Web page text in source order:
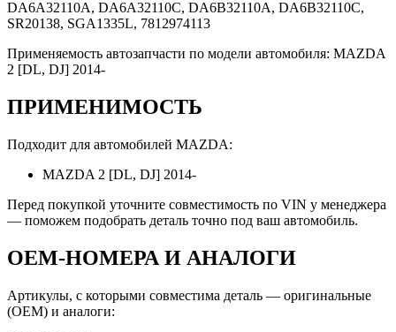
DA6A32110A, DA6A32110C, DA6B32110A, DA6B32110C,
SR20138, SGA1335L, 7812974113
Применяемость автозапчасти по модели автомобиля: MAZDA
2 [DL, DJ] 2014-
ПРИМЕНИМОСТЬ
Подходит для автомобилей MAZDA:
MAZDA 2 [DL, DJ] 2014-
Перед покупкой уточните совместимость по VIN у менеджера
— поможем подобрать деталь точно под ваш автомобиль.
OEM-НОМЕРА И АНАЛОГИ
Артикулы, с которыми совместима деталь — оригинальные
(OEM) и аналоги: